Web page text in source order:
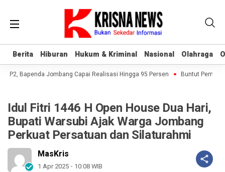
Berita Hiburan Hukum & Kriminal Nasional Olahraga
Berita Hiburan Hukum & Kriminal Nasional Olahraga
P2, Bapenda Jombang Capai Realisasi Hingga 95 Persen Buntut
Idul Fitri 1446 H Open House Dua Hari,
Bupati Warsubi Ajak Warga Jombang
Perkuat Persatuan dan Silaturahmi
MasKris
1 Apr 2025 - 10:08 WIB